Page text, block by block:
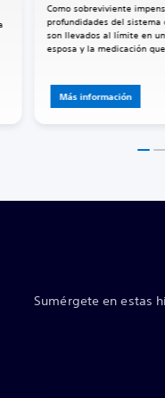
Como sobreviviente
profundidades del
son llevados al límite en
esposa y la medicación
Más información
Sumérgete en estas